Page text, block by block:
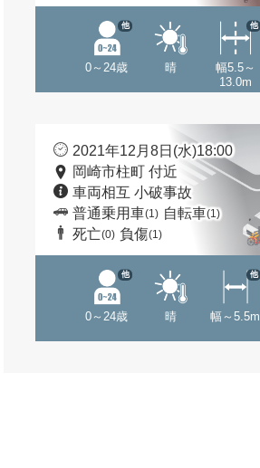
0～24歳
他
晴
幅5.5～
13.0m
他
2021年12月8日(水)18:00
岡崎市柱町 付近
車両相互 小破事故
普通乗用車(1) 自転車(1)
死亡(0) 負傷(1)
0～24歳
他
晴 幅～5.5m
他